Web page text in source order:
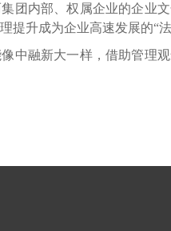
团内部、权属企业的企业
提升成为企业高速发展的“法
融新大一样，借助管理观